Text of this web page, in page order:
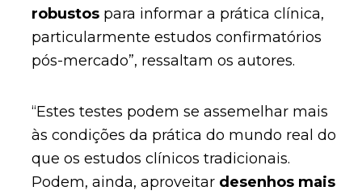
robustospara informar a prática clínica,
particularmente estudos confirmatórios
pós-mercado”, ressaltam os autores.
“Estes testes podem se assemelhar mais
às condições da prática do mundo real do
que os estudos clínicos tradicionais.
Podem, ainda, aproveitar desenhos mais